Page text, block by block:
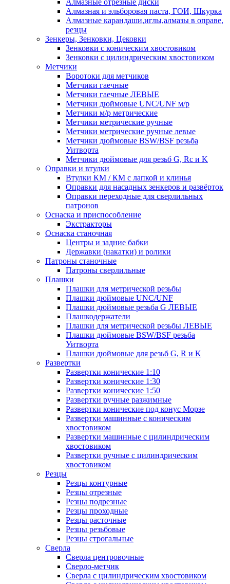
Алмазные отрезные диски
Алмазная и эльборовая паста, ГОИ, Шкурка
Алмазные карандаши,иглы,алмазы в оправе,
резцы
Зенкеры, Зенковки, Цековки
Зенковки с коническим хвостовиком
Зенковки с цилиндрическим хвостовиком
Метчики
Воротоки для метчиков
Метчики гаечные
Метчики гаечные ЛЕВЫЕ
Метчики дюймовые UNC/UNF м/р
Метчики м/р метрические
Метчики метрические ручные
Метчики метрические ручные левые
Метчики дюймовые BSW/BSF резьба
Уитворта
Метчики дюймовые для резьб G, Rc и K
Оправки и втулки
Втулки КМ / КМ с лапкой и клинья
Оправки для насадных зенкеров и развёрток
Оправки переходные для сверлильных
патронов
Оснаска и приспособление
Экстракторы
Оснаска станочная
Центры и задние бабки
Державки (накатки) и ролики
Патроны станочные
Патроны сверлильные
Плашки
Плашки для метрической резьбы
Плашки дюймовые UNC/UNF
Плашки дюймовые резьба G ЛЕВЫЕ
Плашкодержатели
Плашки для метрической резьбы ЛЕВЫЕ
Плашки дюймовые BSW/BSF резьба
Уитворта
Плашки дюймовые для резьб G, R и K
Развертки
Развертки конические 1:10
Развертки конические 1:30
Развертки конические 1:50
Развертки ручные разжимные
Развертки конические под конус Морзе
Развертки машинные с коническим
хвостовиком
Развертки машинные с цилиндрическим
хвостовиком
Развертки ручные с цилиндрическим
хвостовиком
Резцы
Резцы контурные
Резцы отрезные
Резцы подрезные
Резцы проходные
Резцы расточные
Резцы резьбовые
Резцы строгальные
Сверла
Сверла центровочные
Сверло-метчик
Сверла с цилиндрическим хвостовиком